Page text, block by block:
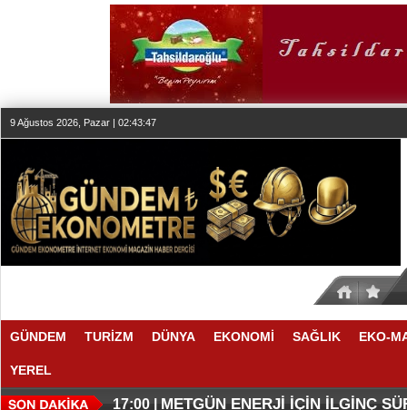
9 Ağustos 2026, Pazar | 02:43:47
GÜNDEM TURİZM DÜNYA EKONOMİ SAĞLIK EKO-
YEREL
17:11 |O ANLAŞMADA NELER VAR
17:08 |O TAHMİNDE YÜKSELME VAR
17:00 | METGÜN ENERJİ İÇİN İLGİNÇ